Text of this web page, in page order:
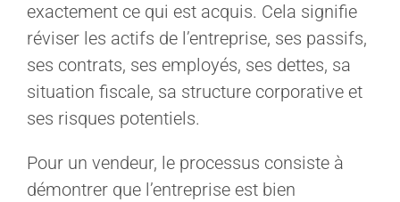
exactement ce qui est acquis. Cela signifie
réviser les actifs de l’entreprise, ses passifs,
ses contrats, ses employés, ses dettes, sa
situation fiscale, sa structure corporative et
ses risques potentiels.
Pour un vendeur, le processus consiste à
démontrer que l’entreprise est bien